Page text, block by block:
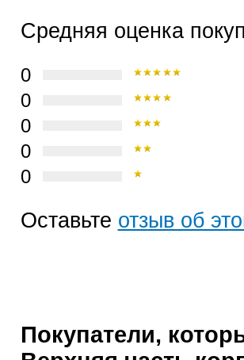
Средняя оценка
0
0
0
0
0
Оставьте отзыв об
Покупатели,